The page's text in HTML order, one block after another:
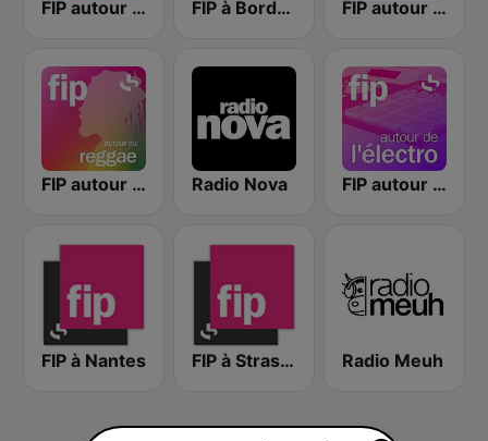
FIP autour du groove FIP à Bordeaux FIP autour du rock
FIP autour du reggae Radio Nova FIP autour de l'électro
FIP à Nantes FIP à Strasbourg Radio Meuh